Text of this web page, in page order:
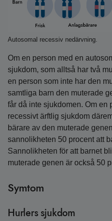
Autosomal recessiv nedärvning.
Om en person med en
sjukdom, som alltså har två
en person som inte har den
samtliga barn den muterade
får då inte sjukdomen. Om en
recessivt ärftlig sjukdom
bärare av den muterade
sannolikheten 50 procent att
Sannolikheten för att barnet
muterade genen är också 50
Symtom
Hurlers sjukdom